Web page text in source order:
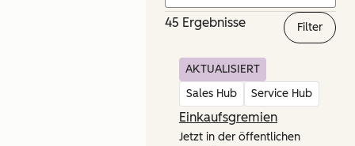
45 Ergebnisse Filter
AKTUALISIERT
Sales Hub
Service Hub
Einkaufsgremien
Jetzt in der öffentlichen